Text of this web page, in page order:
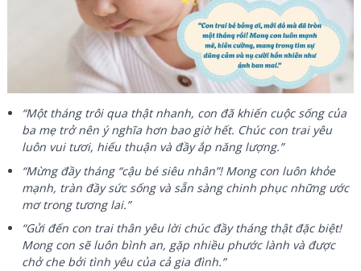
“Một tháng trôi qua thật nhanh, con đã khiến cuộc sống của
ba mẹ trở nên ý nghĩa hơn bao giờ hết. Chúc con trai yêu
luôn vui tươi, hiếu thuận và đầy ắp năng lượng.”
“Mừng đầy tháng “cậu bé siêu nhân”! Mong con luôn khỏe
mạnh, tràn đầy sức sống và sẵn sàng chinh phục những ước
mơ trong tương lai.”
“Gửi đến con trai thân yêu lời chúc đầy tháng thật đặc biệt!
Mong con sẽ luôn bình an, gặp nhiều phước lành và được
chở che bởi tình yêu của cả gia đình.”